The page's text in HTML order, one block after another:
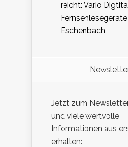
reicht: Vario
Eschenbach
Jetzt zum
und viele wertvolle
Informationen aus
erhalten: